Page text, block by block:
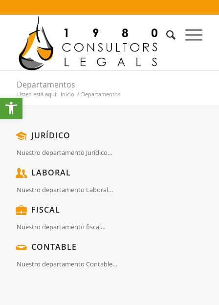
Abrir barra de herramientas
Departamentos
Usted está aquí: Inicio / Departamentos
JURÍDICO
Nuestro departamento Jurídico…
LABORAL
Nuestro departamento Laboral…
FISCAL
Nuestro departamento fiscal…
CONTABLE
Nuestro departamento Contable…